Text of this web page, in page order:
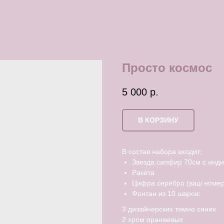
Просто космос
5 000 р.
В КОРЗИНУ
В состав набора входит:
Звезда сапфир 70см с
Ракета
Цифра серебро (ваш
Фонтан из 10 шаров:
3 дизайнерских темно синих
2 хром оранжевых